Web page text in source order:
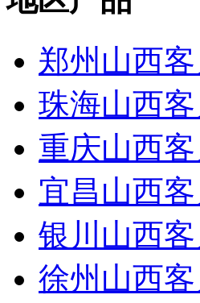
郑州山西
珠海山西
重庆山西
宜昌山西
银川山西
徐州山西